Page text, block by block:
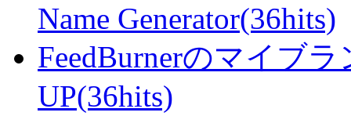
Name Generator(36hits)
FeedBurnerのマイブ
UP(36hits)